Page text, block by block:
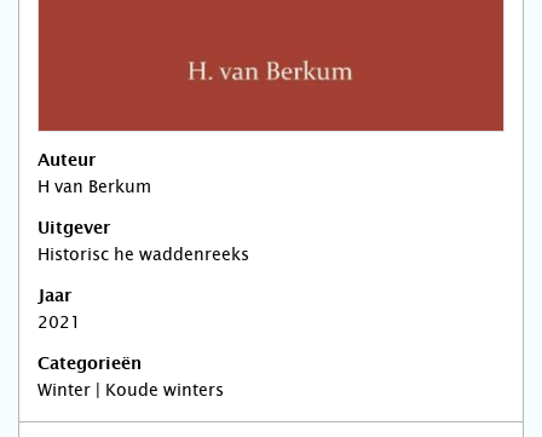
Auteur
H van Berkum
Uitgever
Historisc he waddenreeks
Jaar
2021
Categorieën
Winter | Koude winters